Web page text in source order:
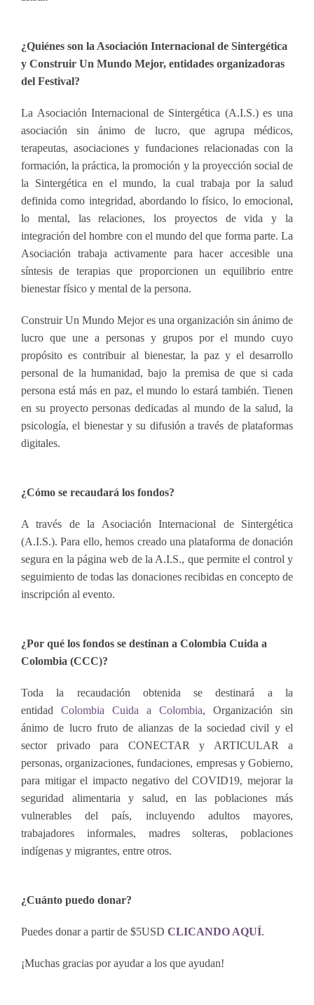
¿Quiénes son la Asociación Internacional de Sintergética
y Construir Un Mundo Mejor, entidades organizadoras
del Festival?
La Asociación Internacional de Sintergética (A.I.S.) es una
asociación sin ánimo de lucro, que agrupa médicos,
terapeutas, asociaciones y fundaciones relacionadas con la
formación, la práctica, la promoción y la proyección social de
la Sintergética en el mundo, la cual trabaja por la salud
definida como integridad, abordando lo físico, lo emocional,
lo mental, las relaciones, los proyectos de vida y la
integración del hombre con el mundo del que forma parte. La
Asociación trabaja activamente para hacer accesible una
síntesis de terapias que proporcionen un equilibrio entre
bienestar físico y mental de la persona.
Construir Un Mundo Mejor es una organización sin ánimo de
lucro que une a personas y grupos por el mundo cuyo
propósito es contribuir al bienestar, la paz y el desarrollo
personal de la humanidad, bajo la premisa de que si cada
persona está más en paz, el mundo lo estará también. Tienen
en su proyecto personas dedicadas al mundo de la salud, la
psicología, el bienestar y su difusión a través de plataformas
digitales.
¿Cómo se recaudará los fondos?
A través de la Asociación Internacional de Sintergética
(A.I.S.). Para ello, hemos creado una plataforma de donación
segura en la página web de la A.I.S., que permite el control y
seguimiento de todas las donaciones recibidas en concepto de
inscripción al evento.
¿Por qué los fondos se destinan a Colombia Cuida a
Colombia (CCC)?
Toda la recaudación obtenida se destinará a la
entidad Colombia Cuida a Colombia, Organización sin
ánimo de lucro fruto de alianzas de la sociedad civil y el
sector privado para CONECTAR y ARTICULAR a
personas, organizaciones, fundaciones, empresas y Gobierno,
para mitigar el impacto negativo del COVID19, mejorar la
seguridad alimentaria y salud, en las poblaciones más
vulnerables del país, incluyendo adultos mayores,
trabajadores informales, madres solteras, poblaciones
indígenas y migrantes, entre otros.
¿Cuánto puedo donar?
Puedes donar a partir de $5USD CLICANDO AQUÍ.
¡Muchas gracias por ayudar a los que ayudan!